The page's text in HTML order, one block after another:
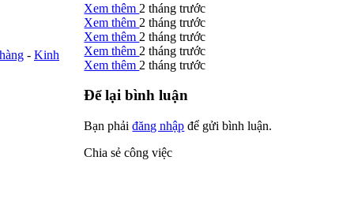
- Kinh
Xem thêm 2 tháng trước
Xem thêm 2 tháng trước
Xem thêm 2 tháng trước
Xem thêm 2 tháng trước
Xem thêm 2 tháng trước
Để lại bình luận
Bạn phảiđăng nhập để gửi bình luận.
Chia sẻ công việc